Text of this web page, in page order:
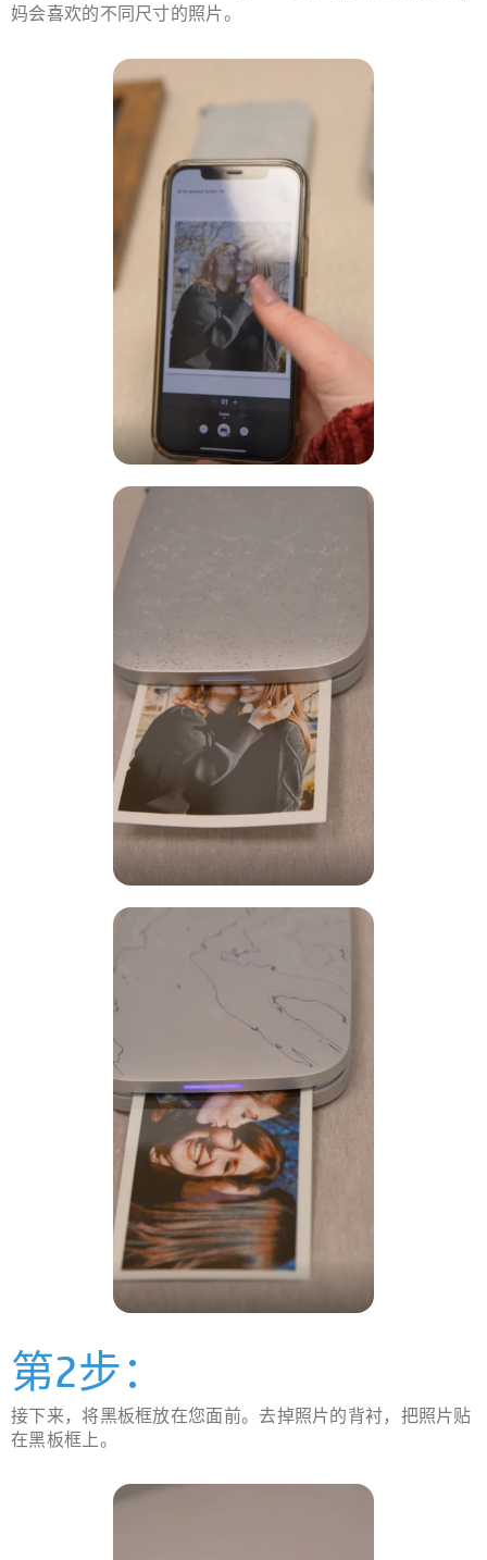
妈会喜欢的不同尺寸的照片。
第2步：
接下来，将黑板框放在您面前。去掉照片的背衬，把照片贴
在黑板框上。